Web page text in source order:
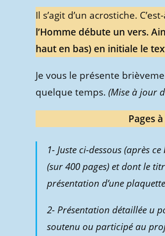
Il s’agit d’un acrostiche.
l’Homme débute un vers.
haut en bas) en initiale le
Je vous le présente
quelque temps. (Mise à jour
Pages
1- Juste ci-dessous(après ce
(sur 400 pages) et dont le
présentation d’une
2- Présentation détaillée u
soutenu ou participé au